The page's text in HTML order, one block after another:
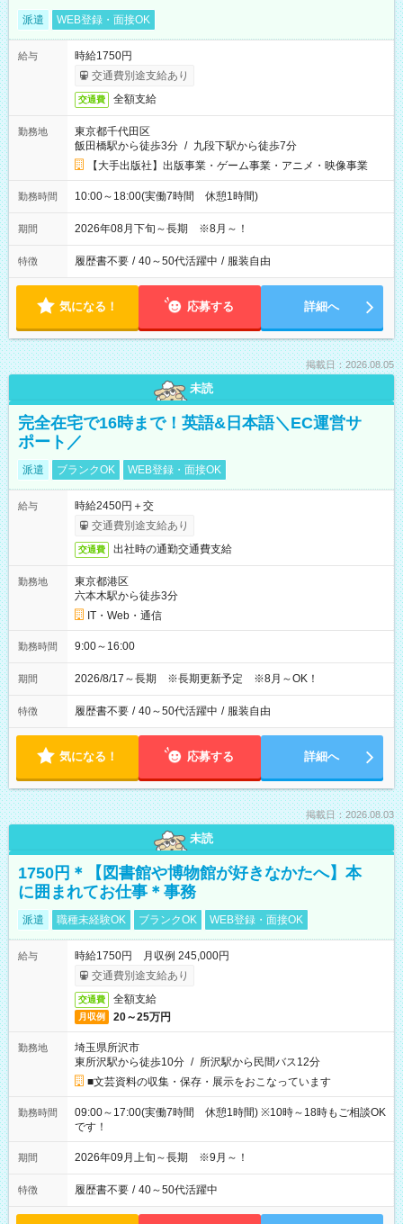
派遣 WEB登録・面接OK
給与
時給1750円
交通費別途支給あり
交通費 全額支給
勤務地
東京都千代田区
飯田橋駅から徒歩3分 / 九段下駅から徒歩7分
【大手出版社】出版事業・ゲーム事業・アニメ・映像事業
勤務時間 10:00～18:00(実働7時間 休憩1時間)
期間 2026年08月下旬～長期 ※8月～！
特徴 履歴書不要 / 40～50代活躍中 / 服装自由
気になる！ 応募する 詳細へ
掲載日：2026.08.05
未読
完全在宅で16時まで！英語&日本語＼EC運営サ
ポート／
派遣 ブランクOK WEB登録・面接OK
給与
時給2450円＋交
交通費別途支給あり
交通費 出社時の通勤交通費支給
勤務地
東京都港区
六本木駅から徒歩3分
IT・Web・通信
勤務時間 9:00～16:00
期間 2026/8/17～長期 ※長期更新予定 ※8月～OK！
特徴 履歴書不要 / 40～50代活躍中 / 服装自由
気になる！ 応募する 詳細へ
掲載日：2026.08.03
未読
1750円＊【図書館や博物館が好きなかたへ】本
に囲まれてお仕事＊事務
派遣 職種未経験OK ブランクOK WEB登録・面接OK
給与
時給1750円 月収例 245,000円
交通費別途支給あり
交通費 全額支給
月収例 20～25万円
勤務地
埼玉県所沢市
東所沢駅から徒歩10分 / 所沢駅から民間バス12分
■文芸資料の収集・保存・展示をおこなっています
勤務時間
09:00～17:00(実働7時間 休憩1時間) ※10時～18時もご相談OK
です！
期間 2026年09月上旬～長期 ※9月～！
特徴 履歴書不要 / 40～50代活躍中